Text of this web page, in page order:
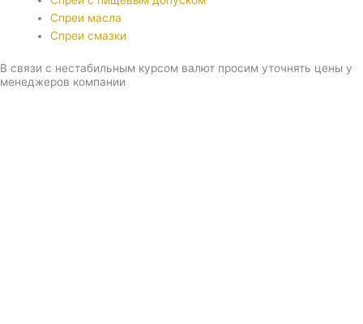
Спреи масла
Спреи смазки
В связи с нестабильным курсом валют просим уточнять цены у
менеджеров компании